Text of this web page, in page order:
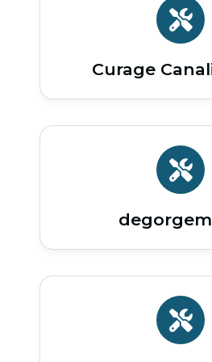
Curage